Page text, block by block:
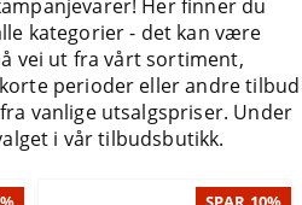
Her finner du
kategorier - det kan være
vei ut fra vårt sortiment,
perioder eller andre tilbud
vanlige utsalgspriser. Under
i vår tilbudsbutikk.